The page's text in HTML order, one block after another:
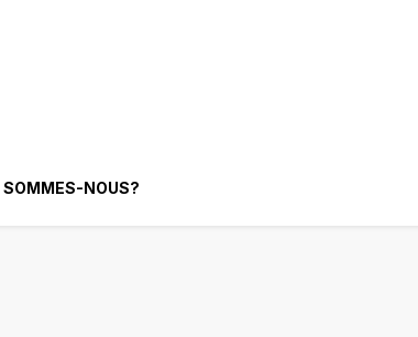
Artificielle
SOMMES-NOUS?